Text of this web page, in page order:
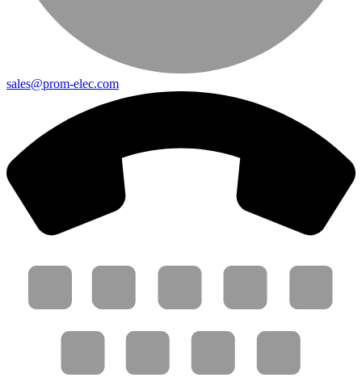
sales@prom-elec.com